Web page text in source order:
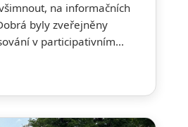
na informačních
byly zveřejněny
v participativním...